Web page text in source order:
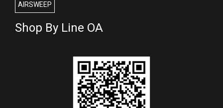
AIRSWEEP
Shop By Line OA